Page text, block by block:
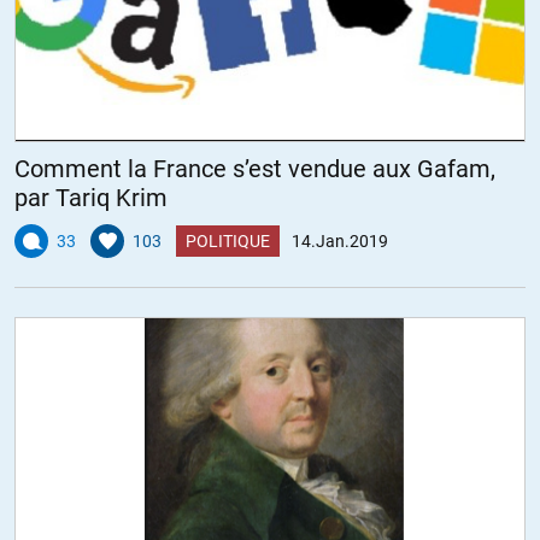
« Deux choses sont infinies : l’Univers et la bêtise humaine. Mais, en
ce qui concerne l’Univers, je n’en ai pas encore acquis la certitude
absolue. » Albert Einstein
Alain Rousseau//14.01.2019 à 14h50
« Pourquoi ? Un con qui marche sera toujours aussi con que s’il
était resté assis. » (dixit moi-même)
ALERTER
14.01.2019 à 20h39
« Un con qui marche va plus loin qu’un intellectuel assis » ?
Comment la France s’est vendue aux Gafam,
par Tariq Krim
33 103 POLITIQUE 14.Jan.2019